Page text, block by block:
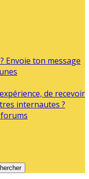
Envoie ton message
de recevoir
internautes ?